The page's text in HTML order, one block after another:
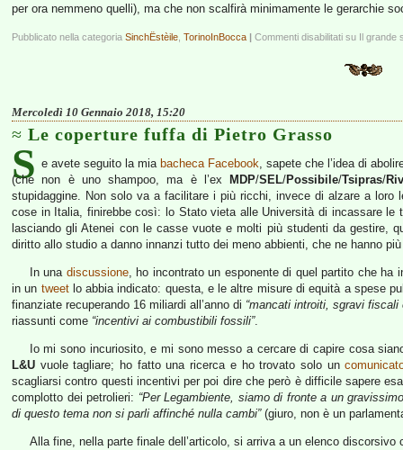
per ora nemmeno quelli), ma che non scalfirà minimamente le gerarchie
Pubblicato nella categoria SinchËstèile TorinoInBocca | Commenti disabilitati su Il grande
Mercoledì 10 Gennaio 2018, 15:20
Le coperture fuffa di Pietro Grasso
S e avete seguito la mia bacheca Facebook, sapete che l’idea di
(che non è uno shampoo, ma è l’ex
MDP/SEL/Possibile/Tsipras/
stupidaggine. Non solo va a facilitare i più ricchi, invece di alzare a
cose in Italia, finirebbe così: lo Stato vieta alle Università di incassare le
lasciando gli Atenei con le casse vuote e molti più studenti da gestire,
diritto allo studio a danno innanzi tutto dei meno abbienti, che ne hanno
In una discussione, ho incontrato un esponente di quel partito che
in un tweetlo abbia indicato: questa, e le altre misure di equità a spese
finanziate recuperando 16 miliardi all’anno di “mancati introiti, sgravi fiscali
riassunti come “incentivi ai combustibili fossili”.
Io mi sono incuriosito, e mi sono messo a cercare di capire cosa
L&U vuole tagliare; ho fatto una ricerca e ho trovato solo un
scagliarsi contro questi incentivi per poi dire che però è difficile sapere
complotto dei petrolieri: “Per Legambiente, siamo di fronte a un
di questo tema non si parli affinché nulla cambi”(giuro, non è un
Alla fine, nella parte finale dell’articolo, si arriva a un elenco discorsivo